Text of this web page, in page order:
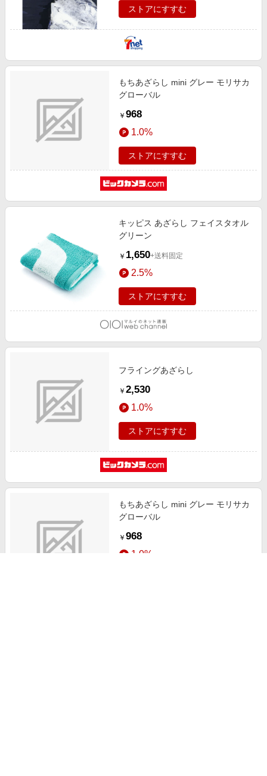
ストアにすすむ
もちあざらし mini グレー モリサカ
グローバル
￥ 968
1.0%
ストアにすすむ
キッピス あざらし フェイスタオル
グリーン
￥ 1,650+送料固定
2.5%
ストアにすすむ
フライングあざらし
￥ 2,530
1.0%
ストアにすすむ
もちあざらし mini グレー モリサカ
グローバル
￥ 968
1.0%